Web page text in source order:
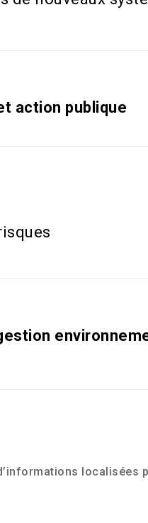
action publique
localisées